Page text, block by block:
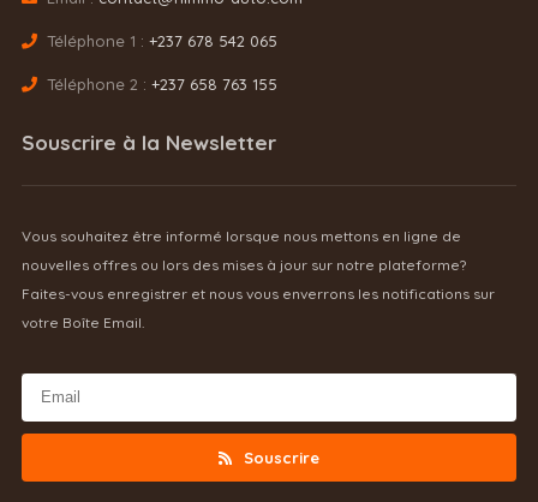
Téléphone 1 : +237 678 542 065
Téléphone 2 : +237 658 763 155
Souscrire à la Newsletter
Vous souhaitez être informé lorsque nous mettons en ligne de
nouvelles offres ou lors des mises à jour sur notre plateforme?
Faites-vous enregistrer et nous vous enverrons les notifications sur
votre Boîte Email.
Souscrire